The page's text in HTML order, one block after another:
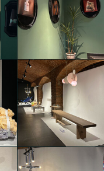
Isabella Erika
Schmalzbauer
Galerie Zippenfenig
presenta Vienna Vibes
Isabella Erika
Schmalzbauer